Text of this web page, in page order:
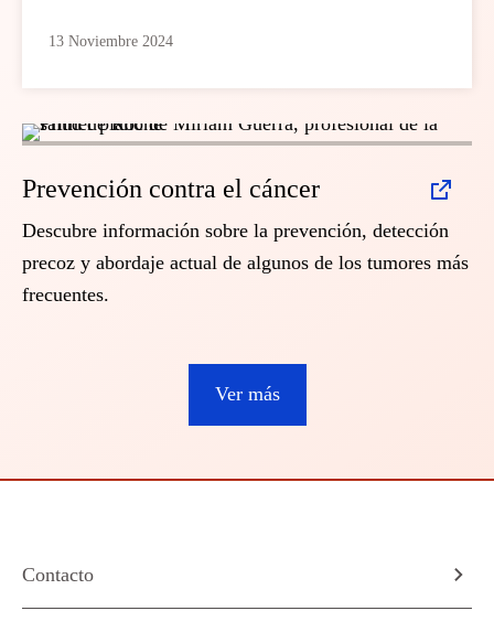
13 Noviembre 2024
Prevención contra el cáncer
Descubre información sobre la prevención, detección
precoz y abordaje actual de algunos de los tumores más
frecuentes.
Ver más
Contacto